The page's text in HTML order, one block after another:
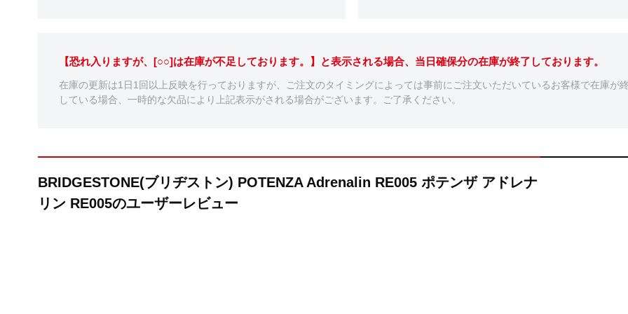
【恐れ入りますが、[○○]は在庫が不足しております。】と表示される場合、当日確保分の在庫が終了しております。
在庫の更新は1日1回以上反映を行っておりますが、ご注文のタイミングによっては事前にご注文いただいているお客様で在庫が
している場合、一時的な欠品により上記表示がされる場合がございます。ご了承ください。
BRIDGESTONE(ブリヂストン) POTENZA Adrenalin RE005 ポテンザ アドレナ
リン RE005のユーザーレビュー